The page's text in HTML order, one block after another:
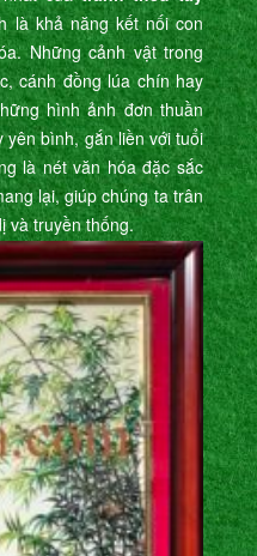
là khả năng kết nối con
Những cảnh vật trong
cánh đồng lúa chín hay
hình ảnh đơn thuần
yên bình, gắn liền với tuổi
là nét văn hóa đặc sắc
lại, giúp chúng ta trân
và truyền thống.